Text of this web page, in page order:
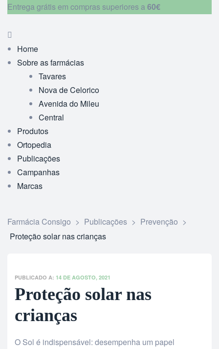
Entrega grátis em compras superiores a60€
Home
Sobre as farmácias
Tavares
Nova de Celorico
Avenida do Mileu
Central
Produtos
Ortopedia
Publicações
Campanhas
Marcas
Farmácia Consigo > Publicações > Prevenção >
Proteção solar nas crianças
PUBLICADO A: 14 DE AGOSTO, 2021
Proteção solar nas
crianças
O Sol é indispensável: desempenha um papel